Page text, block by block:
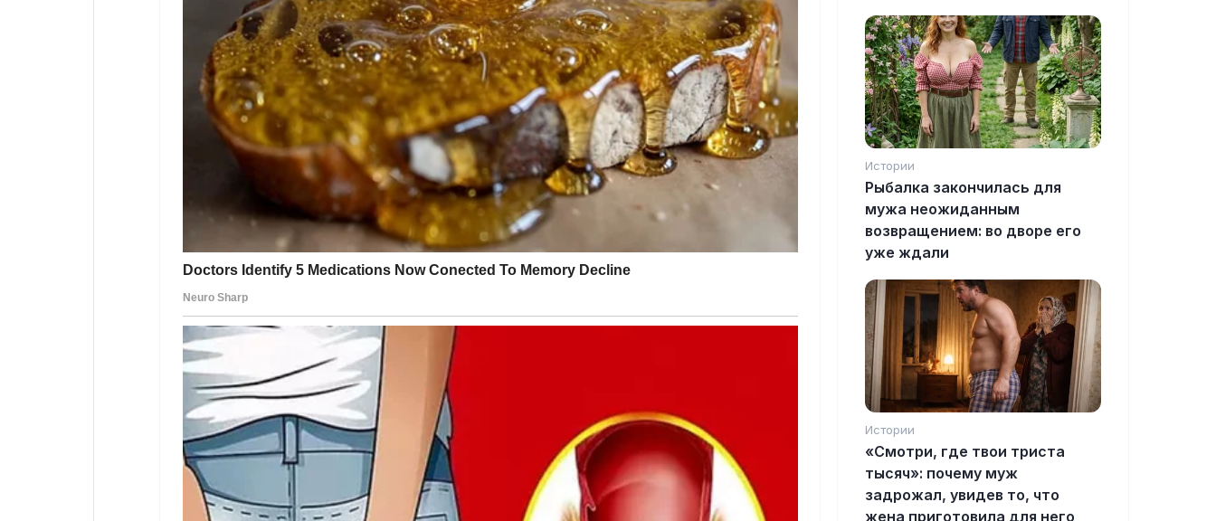
Истории
Рыбалка закончилась для
мужа неожиданным
возвращением: во дворе его
уже ждали
Истории
«Смотри, где твои триста
тысяч»: почему муж
задрожал, увидев то, что
жена приготовила для него